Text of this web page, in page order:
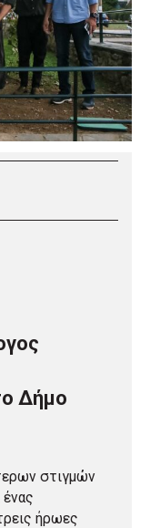
Δήμο
στιγμών
ήρωες